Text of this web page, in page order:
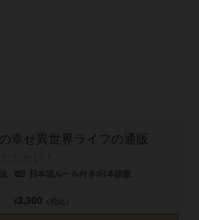
幸せ異世界ライフの通販
¥3,300 （税込）